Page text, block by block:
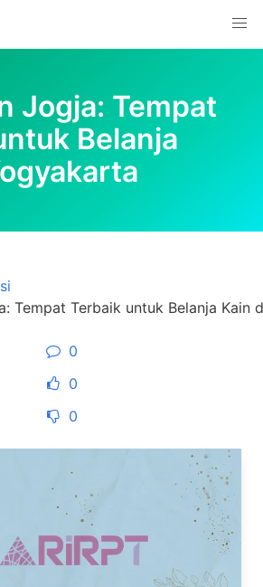
Jogja: Tempat
Belanja
Tempat Terbaik untuk Belanja Kain
0
0
0